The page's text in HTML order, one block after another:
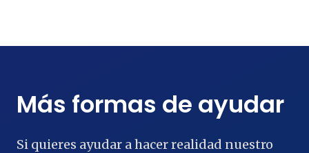
Más formas de ayudar
Si quieres ayudar a hacer realidad nuestro